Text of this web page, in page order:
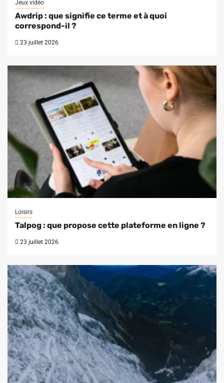
Jeux vidéo
Awdrip : que signifie ce terme et à quoi
correspond-il ?
23 juillet 2026
Loisirs
Talpog : que propose cette plateforme en ligne ?
23 juillet 2026